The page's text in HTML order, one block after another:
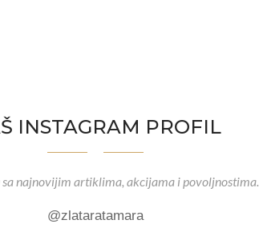
INSTAGRAM PROFIL
sa najnovijim artiklima, akcijama i povoljnostima.
@zlataratamara